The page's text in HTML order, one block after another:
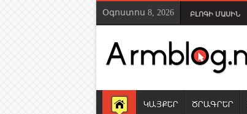
Օգոստոս 8, 2026 ԲԼՈԳԻ ՄԱՍԻՆ
ԿԱՅՔԵՐ ԾՐԱԳՐԵՐ